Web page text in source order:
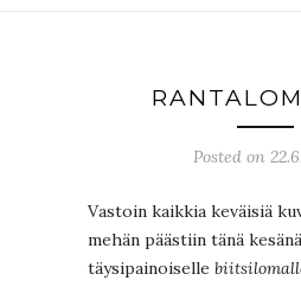
Posted on
Vastoin kaikkia keväisiä
mehän päästiin tänä
täysipainoiselle